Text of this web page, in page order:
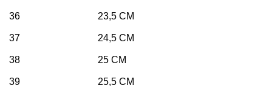
36 23,5 CM
37 24,5 CM
38 25 CM
39 25,5 CM